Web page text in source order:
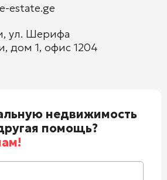
estate.ge
ул. Шерифа
дом 1, офис 1204
недвижимость
помощь?